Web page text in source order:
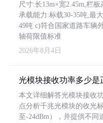
尺寸:长13m×宽2.45m,栏板
承载能力:标载30-35吨,最
49吨 c)符合国家道路车辆
轴荷限值标准
2026年8月4日
光模块接收功率多少是
本文详细解答光模块接收
点分析千兆光模块的收光
至-24dBm），并提供不